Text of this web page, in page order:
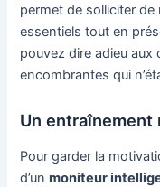
permet de solliciter de
essentiels tout en
pouvez dire adieu aux
encombrantes qui
Un
Pour garder la
d’unmoniteur